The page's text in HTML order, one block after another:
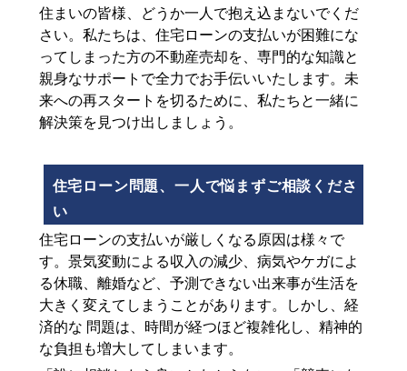
住まいの皆様、どうか一人で抱え込まないでくだ
さい。私たちは、住宅ローンの支払いが困難にな
ってしまった方の不動産売却を、専門的な知識と
親身なサポートで全力でお手伝いいたします。未
来への再スタートを切るために、私たちと一緒に
解決策を見つけ出しましょう。
住宅ローン問題、一人で悩まずご相談くださ
い
住宅ローンの支払いが厳しくなる原因は様々で
す。景気変動による収入の減少、病気やケガによ
る休職、離婚など、予測できない出来事が生活を
大きく変えてしまうことがあります。しかし、経
済的な 問題は、時間が経つほど複雑化し、精神的
な負担も増大してしまいます。